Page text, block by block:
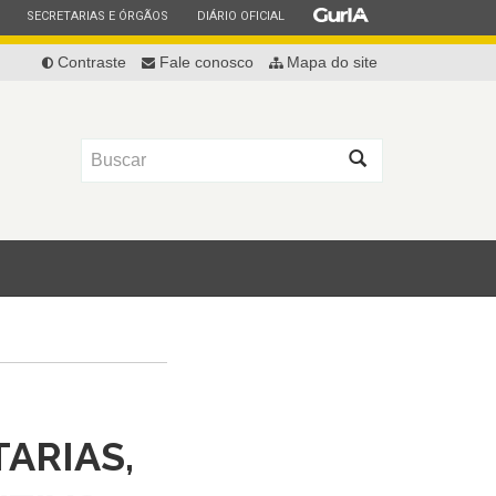
ESTADO
SECRETARIAS E ÓRGÃOS ESTADO
DIÁRIO OFICIAL ESTADO
Contraste Fale conosco Mapa do site
Buscar